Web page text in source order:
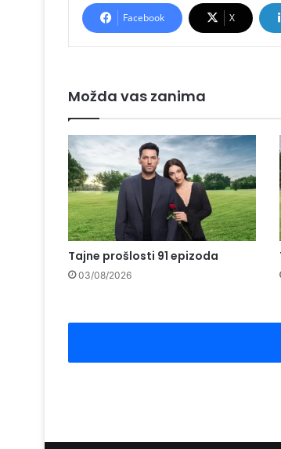
Facebook X
Možda vas zanima
Tajne prošlosti 91 epizoda
03/08/2026